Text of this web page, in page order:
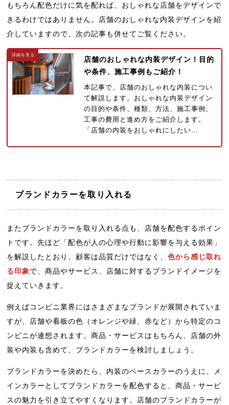
もちろん配色だけに気を配れば、おしゃれな店舗をデザインで
きるわけではありません。店舗のおしゃれな内装デザインを紹
介していますので、次の記事も併せてご覧ください。
店舗のおしゃれな内装デザイン！目的
や条件、施工事例もご紹介！
本記事で、店舗のおしゃれな内装につい
て解説します。おしゃれな内装デザイン
の目的や条件、種類、方法、施工事例、
工事の費用と進め方をご紹介します。
「店舗の内装をおしゃれにしたい…
ブランドカラーを取り入れる
またブランドカラーを取り入れる点も、店舗を配色するポイン
トです。先ほど「配色が人の心理や行動に影響を与える効果」
を解説したとおり、顧客は品質だけではなく、色から感じ取れ
る印象で、商品やサービス、店舗に対するブランドイメージを
捉えていきます。
例えばコンビニ業界にはさまざまなブランドが展開されていま
すが、店舗や看板の色（オレンジや緑、赤など）から特定のコ
ンビニが連想されます。商品・サービスはもちろん、店舗の外
装や内装も含めて、ブランドカラーを検討しましょう。
ブランドカラーを決めたら、内装のベースカラーのうえに、メ
インカラーとしてブランドカラーを配色すると、商品・サービ
スの魅力を引き立てやすくなります。店舗のブランドカラーが